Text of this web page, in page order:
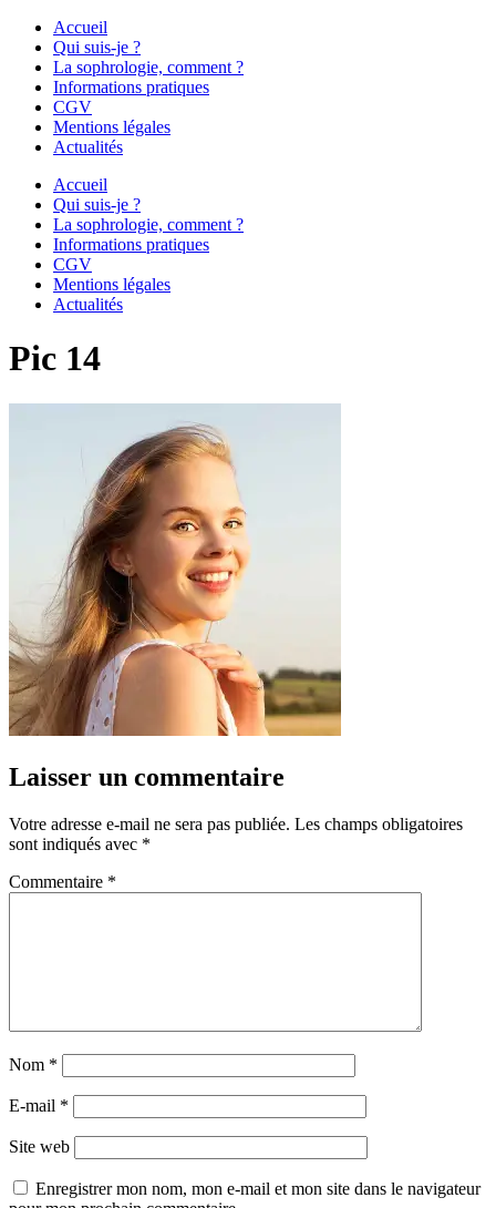
Accueil
Qui suis-je ?
La sophrologie, comment ?
Informations pratiques
CGV
Mentions légales
Actualités
Accueil
Qui suis-je ?
La sophrologie, comment ?
Informations pratiques
CGV
Mentions légales
Actualités
Pic 14
Laisser un commentaire
Votre adresse e-mail ne sera pas publiée. Les champs obligatoires
sont indiqués avec *
Commentaire *
Nom *
E-mail *
Site web
Enregistrer mon nom, mon e-mail et mon site dans le navigateur